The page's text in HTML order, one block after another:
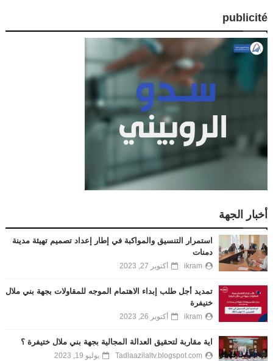
publicité
أخبار الجهة
استمرار التنسيق والمواكبة في إطار إعداد تصميم تهيئة مدينة
دمنات
ikram أكتوبر 27, 2023
تمديد أجل طلب إبداء الاهتمام الموجه للمقاولات بجهة بني ملال
خنيفرة
ikram أكتوبر 26, 2023
اية مقاربة لتحقيق العدالة المجالية بجهة بني ملال ختيفرة ؟
Tadlaazilaltv.blogspot.com يوليو 19, 2023